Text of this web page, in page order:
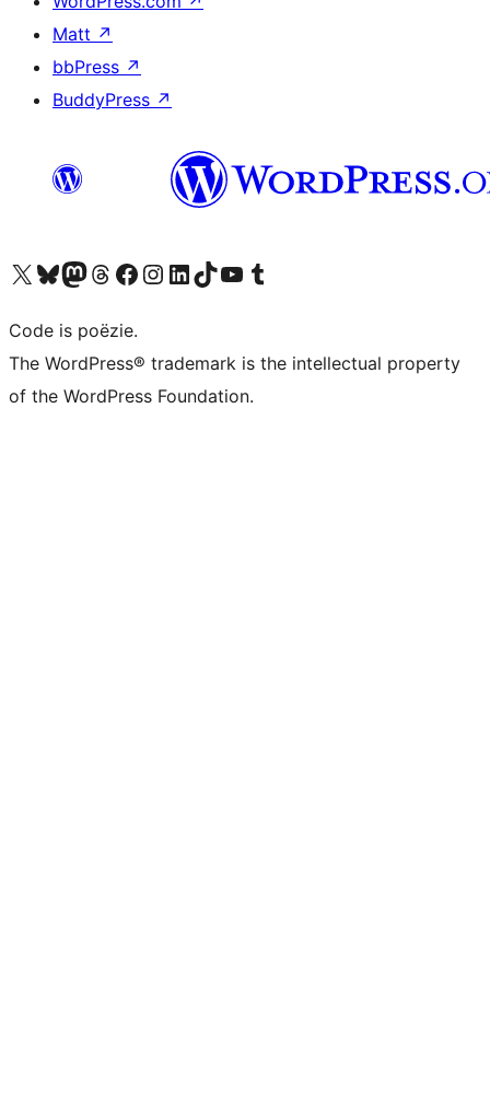
Matt ↗
bbPress ↗
BuddyPress ↗
Bezoek ons X (voorheen Twitter) account
Bezoek ons Bluesky account
Bezoek ons Mastodon account
Bezoek ons Threads account
Onze Facebook pagina bezoeken
Bezoek ons Instagram account
Bezoek ons LinkedIn account
Bezoek ons TikTok account
Bezoek ons YouTube kanaalBezoek ons Tumblr account
Code is poëzie.
The WordPress® trademark is the intellectual property
of the WordPress Foundation.